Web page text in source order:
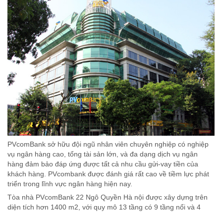
PVcomBank sở hữu đội ngũ nhân viên chuyên nghiệp có nghiệp
vụ ngân hàng cao, tổng tài sản lớn, và đa dạng dịch vụ ngân
hàng đảm bảo đáp ứng được tất cả nhu cầu gửi-vay tiền của
khách hàng. PVcombank được đánh giá rất cao về tiềm lực phát
triển trong lĩnh vực ngân hàng hiện nay.
Tòa nhà PVcomBank 22 Ngô Quyền Hà nội được xây dựng trên
diện tích hơn 1400 m2, với quy mô 13 tầng có 9 tầng nổi và 4